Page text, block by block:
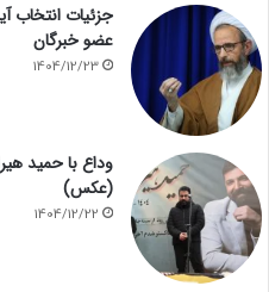
جزئیات انتخاب
عضو خبرگان
1404/12/23
وداع با حمید
(عکس)
1404/12/22